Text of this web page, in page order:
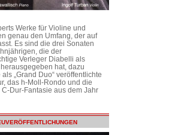
Werke für Violine und
genau den Umfang, der auf
Es sind die drei Sonaten
die der
Verleger Diabelli als
herausgegeben hat, dazu
„Grand Duo“ veröffentlichte
das h-Moll-Rondo und die
Dur-Fantasie aus dem Jahr